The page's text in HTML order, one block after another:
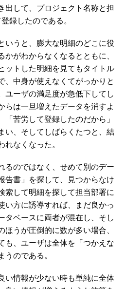
出して、プロジェクト名称と担
録したのである。
うと、膨大な明細のどこに役
かがわからなくなるとともに、
ットした明細を見てもタイトル
、中身が使えなくてがっかりと
ユーザの満足度が急低下してし
らは一旦増えたデータを消すよ
「苦労して登録したのだから」
い、そしてしばらくたつと、結
れなくなった。
のではなく、せめて別のデー
告書」を探して、見つからなけ
索して明細を探して担当部署に
い方に誘導すれば、まだ良かっ
タベースに両者が混在し、そし
うが圧倒的に数が多い場合、
も、ユーザは全体を「つかえな
うのである。
情報が少ない時も単純に全体